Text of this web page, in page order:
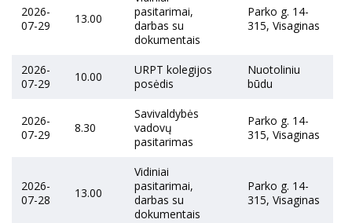
2026-
07-29
13.00
pasitarimai,
darbas su
dokumentais
Parko g. 14-
315, Visaginas
2026-
07-29
10.00
URPT kolegijos
posėdis
Nuotoliniu
būdu
2026-
07-29
8.30
Savivaldybės
vadovų
pasitarimas
Parko g. 14-
315, Visaginas
2026-
07-28
13.00
Vidiniai
pasitarimai,
darbas su
dokumentais
Parko g. 14-
315, Visaginas